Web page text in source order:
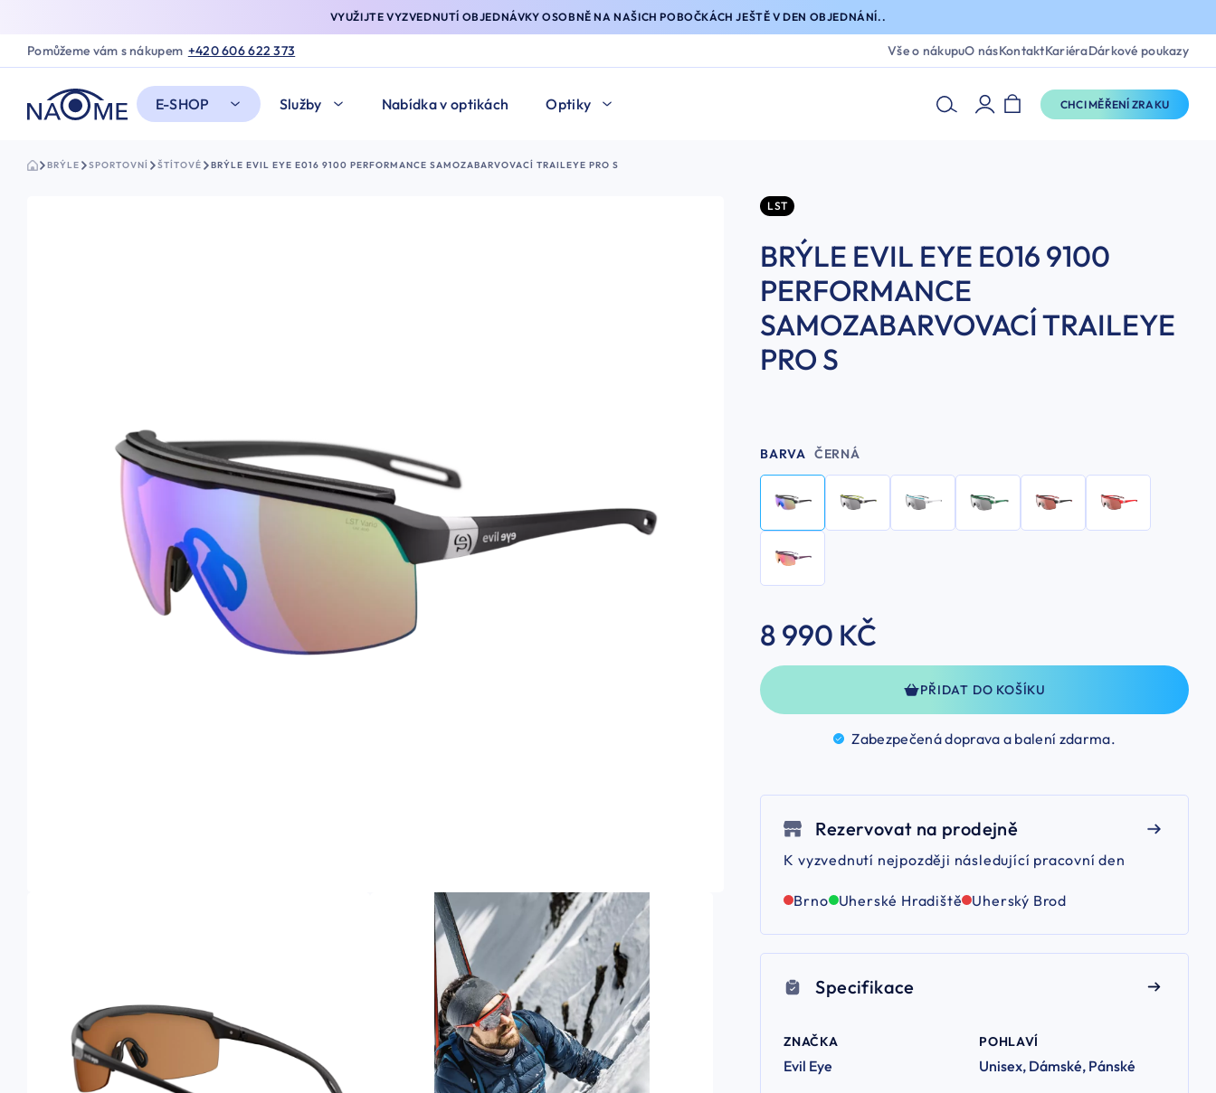
VYUŽIJTE VYZVEDNUTÍ OBJEDNÁVKY OSOBNĚ NA NAŠICH POBOČKÁCH JEŠTĚ V DEN OBJEDNÁNÍ..
Pomůžeme vám s nákupem +420 606 622 373 Vše o nákupuO násKontaktKariéraDárkové poukazy
E-SHOP Služby Nabídka v optikách Optiky CHCI MĚŘENÍ ZRAKU
BRÝLE SPORTOVNÍ ŠTÍTOVÉ BRÝLE EVIL EYE E016 9100 PERFORMANCE SAMOZABARVOVACÍ TRAILEYE PRO S
LST
BRÝLE EVIL EYE E016 9100
PERFORMANCE
SAMOZABARVOVACÍ TRAILEYE
PRO S
BARVA ČERNÁ
8 990 KČ
PŘIDAT DO KOŠÍKU
Zabezpečená doprava a balení zdarma.
Rezervovat na prodejně
K vyzvednutí nejpozději následující pracovní den
Brno Uherské Hradiště Uherský Brod
Specifikace
ZNAČKA
Evil Eye
POHLAVÍ
Unisex, Dámské, Pánské